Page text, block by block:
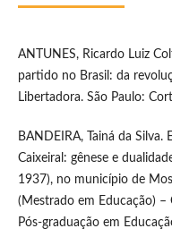
ANTUNES, Ricardo Luiz
partido no Brasil: da
Libertadora. São Paulo:
BANDEIRA, Tainá da Silva.
Caixeiral: gênese e
1937), no município de
(Mestrado em Educação) –
Pós-graduação em